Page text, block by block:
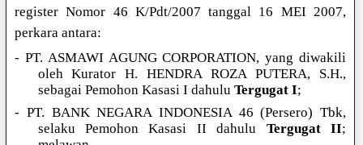
register Nomor 46 K/Pdt/2007 tanggal 16 MEI 2007,
perkara antara:
- PT. ASMAWI AGUNG CORPORATION, yang diwakili
oleh Kurator H. HENDRA ROZA PUTERA, S.H.,
sebagai Pemohon Kasasi I dahulu Tergugat I;
- PT. BANK NEGARA INDONESIA 46 (Persero) Tbk,
selaku Pemohon Kasasi II dahulu Tergugat II;